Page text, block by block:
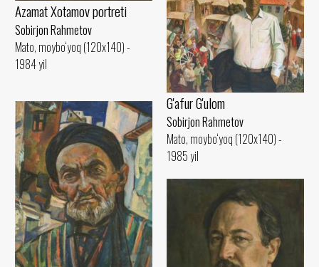
Azamat Xotamov portreti
Sobirjon Rahmetov
Mato, moybo‘yoq (120x140) -
1984 yil
G'afur G'ulom
Sobirjon Rahmetov
Mato, moybo‘yoq (120x140) -
1985 yil